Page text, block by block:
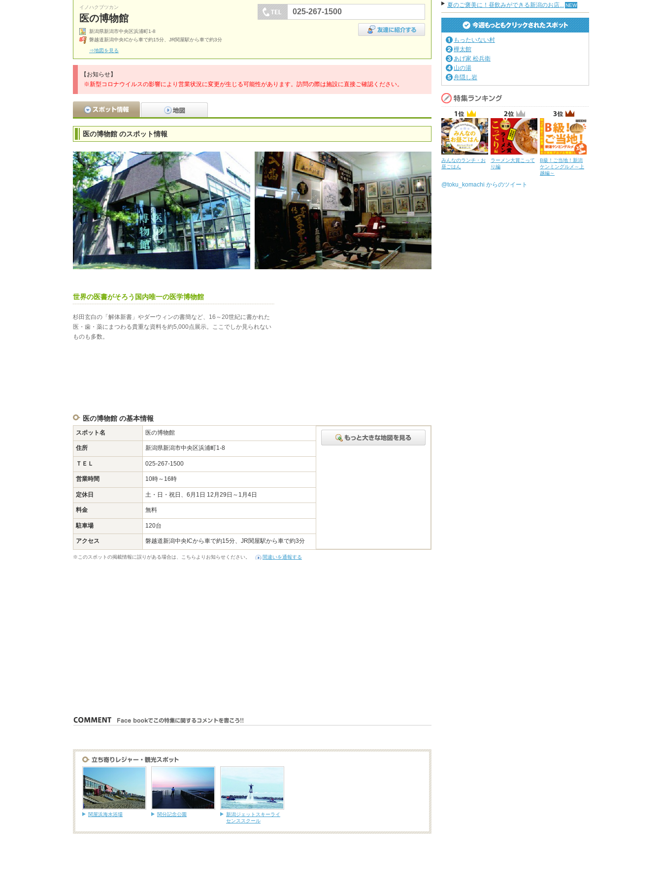
イノハクブツカン
医の博物館
新潟県新潟市中央区浜浦町1-8
磐越道新潟中央ICから車で約15分、JR関屋駅から車で約3分
⇒地図を見る
025-267-1500
【お知らせ】
※新型コロナウイルスの影響により営業状況に変更が生じる可能性があります。訪問の際は施設に直接ご確認ください。
医の博物館 のスポット情報
世界の医書がそろう国内唯一の医学博物館
杉田玄白の「解体新書」やダーウィンの書簡など、16～20世紀に書かれた
医・歯・薬にまつわる貴重な資料を約5,000点展示。ここでしか見られない
ものも多数。
医の博物館 の基本情報
スポット名 医の博物館
住所 新潟県新潟市中央区浜浦町1-8
ＴＥＬ 025-267-1500
営業時間 10時～16時
定休日 土・日・祝日、6月1日 12月29日～1月4日
料金 無料
駐車場 120台
アクセス 磐越道新潟中央ICから車で約15分、JR関屋駅から車で約3分
※このスポットの掲載情報に誤りがある場合は、こちらよりお知らせください。 間違いを通報する
関屋浜海水浴場 関分記念公園
新潟ジェットスキーライ
センススクール
夏のご褒美に！昼飲みができる新潟のお店...
もったいない村
樺太館
あげ家 松兵衛
山の湯
舟隠し岩
みんなのランチ・お
昼ごはん
ラーメン大賞こって
り編
B級！ご当地！新潟
ケンミングルメ～上
越編～
@toku_komachi からのツイート